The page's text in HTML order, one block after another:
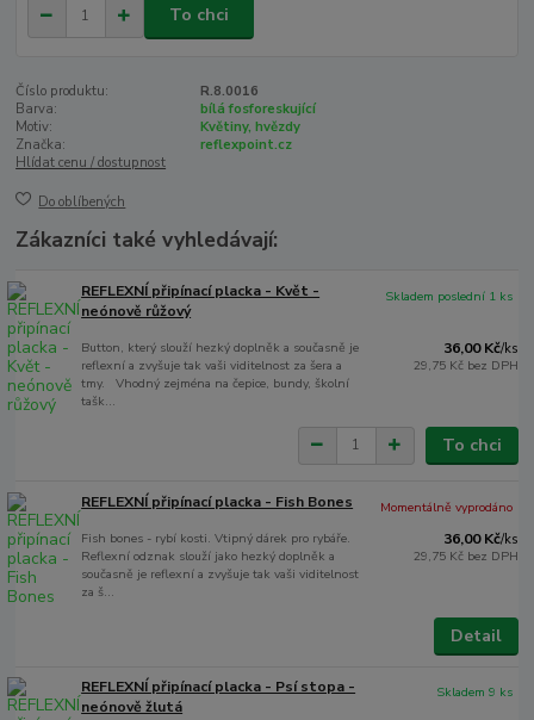
To chci
Číslo produktu:
R.8.0016
Barva:
bílá fosforeskující
Motiv:
Květiny, hvězdy
Značka:
reflexpoint.cz
Hlídat cenu / dostupnost
Do oblíbených
Zákazníci také vyhledávají:
REFLEXNÍ připínací placka - Květ -
neónově růžový
Button, který slouží hezký doplněk a současně je
reflexní a zvyšuje tak vaši viditelnost za šera a
tmy. Vhodný zejména na čepice, bundy, školní
tašk...
36,00 Kč/ks
29,75 Kč bez DPH
Skladem poslední 1 ks
To chci
REFLEXNÍ připínací placka - Fish Bones
Fish bones - rybí kosti. Vtipný dárek pro rybáře.
Reflexní odznak slouží jako hezký doplněk a
současně je reflexní a zvyšuje tak vaši viditelnost
za š...
36,00 Kč/ks
29,75 Kč bez DPH
Momentálně vyprodáno
Detail
REFLEXNÍ připínací placka - Psí stopa -
neónově žlutá
Skladem 9 ks